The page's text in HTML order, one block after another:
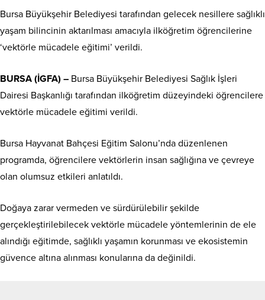
Bursa Büyükşehir Belediyesi tarafından gelecek nesillere sağlıklı
yaşam bilincinin aktarılması amacıyla ilköğretim öğrencilerine
‘vektörle mücadele eğitimi’ verildi.
BURSA (İGFA) – Bursa Büyükşehir Belediyesi Sağlık İşleri
Dairesi Başkanlığı tarafından ilköğretim düzeyindeki öğrencilere
vektörle mücadele eğitimi verildi.
Bursa Hayvanat Bahçesi Eğitim Salonu’nda düzenlenen
programda, öğrencilere vektörlerin insan sağlığına ve çevreye
olan olumsuz etkileri anlatıldı.
Doğaya zarar vermeden ve sürdürülebilir şekilde
gerçekleştirilebilecek vektörle mücadele yöntemlerinin de ele
alındığı eğitimde, sağlıklı yaşamın korunması ve ekosistemin
güvence altına alınması konularına da değinildi.